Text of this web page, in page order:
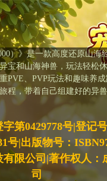
）》是一款高度还原山
宝和山海神兽，玩法轻松
PVE、PVP玩法和趣味养
程，带着自己组建好的异
第0429778号|登记
号|出版物号：
限公司|著作权人：
司